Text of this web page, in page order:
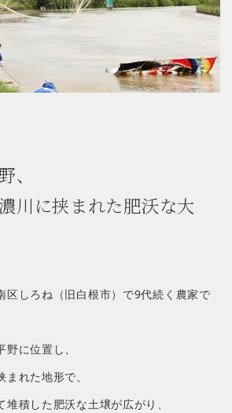
、
川に挟まれた肥沃な大
区しろね（旧白根市）で9代続く農家で
に位置し、
れた地形で、
積した肥沃な土壌が広がり、